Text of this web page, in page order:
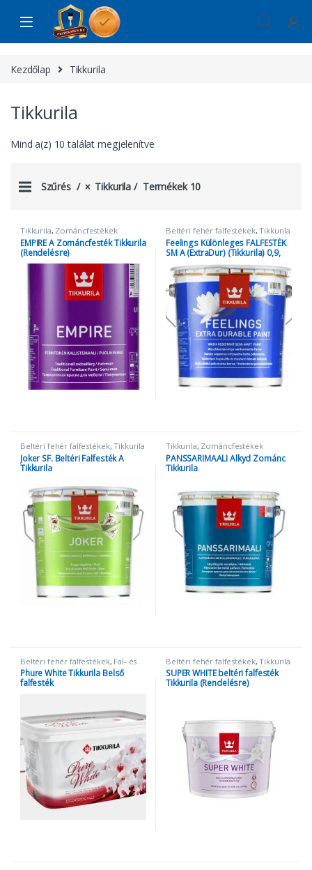
Skip to navigation
Skip to content
Kezdőlap Tikkurila
Tikkurila
Mind a(z) 10 találat megjelenítve
Szűrés Tikkurila Termékek 10
Tikkurila, Zománcfestékek
EMPIRE A Zománcfesték Tikkurila
(Rendelésre)
Beltéri fehér falfestékek,Tikkurila
Feelings Különleges FALFESTÉK
SM A (ExtraDur) (Tikkurila) 0,9,
2,7, 9 Liter (Rendelésre)
Beltéri fehér falfestékek,Tikkurila
Joker SF. Beltéri Falfesték A
Tikkurila
Tikkurila, Zománcfestékek
PANSSARIMAALI Alkyd Zománc
Tikkurila
Beltéri fehér falfestékek, Fal- és
homlokzatfesték,Tikkurila
Phure White Tikkurila Belső
falfesték
Beltéri fehér falfestékek,Tikkurila
SUPER WHITE beltéri falfesték
Tikkurila (Rendelésre)